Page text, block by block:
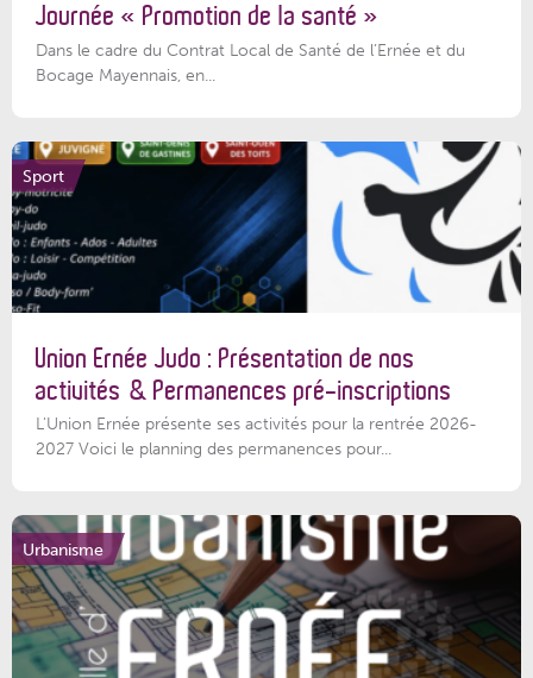
Journée « Promotion de la santé »
Dans le cadre du Contrat Local de Santé de l’Ernée et du
Bocage Mayennais, en...
Sport
Union Ernée Judo : Présentation de nos
activités & Permanences pré-inscriptions
L'Union Ernée présente ses activités pour la rentrée 2026-
2027 Voici le planning des permanences pour...
Urbanisme